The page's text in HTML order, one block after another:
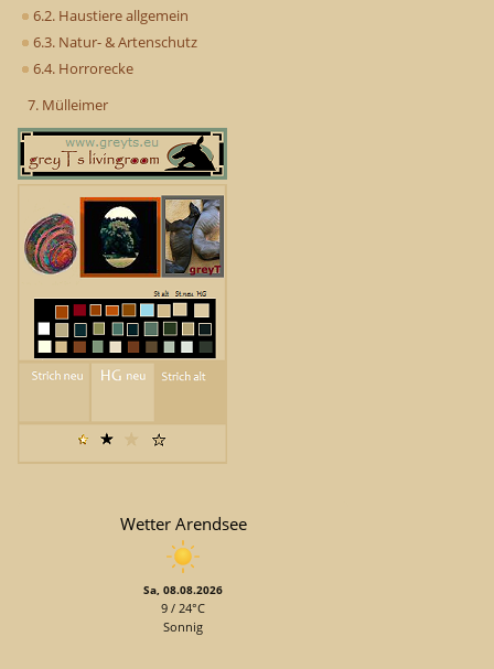
6.2. Haustiere allgemein
6.3. Natur- & Artenschutz
6.4. Horrorecke
7. Mülleimer
Wetter Arendsee
Sa, 08.08.2026
9 / 24°C
Sonnig